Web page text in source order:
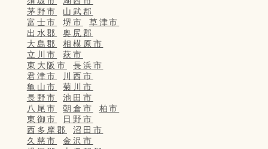
茅野市
山武郡
富士市
堺市
草津市
出水郡
奥尻郡
大島郡
相模原市
立川市
萩市
東大阪市
長浜市
君津市
川西市
亀山市
菊川市
長野市
池田市
八尾市
朝倉市
柏市
東御市
日野市
西多摩郡
沼田市
久慈市
金沢市